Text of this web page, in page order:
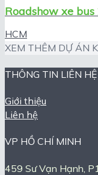
Roadshow xe
HCM
XEM THÊM DỰ ÁN
THÔNG TIN LIÊN HỆ
Giới thiệu
Liên hệ
VP HỒ CHÍ MINH
459 Sư Vạn Hạnh,